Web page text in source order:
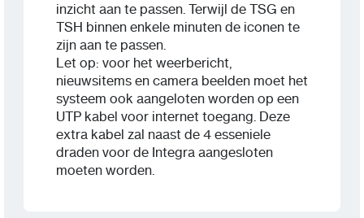
inzicht aan te passen. Terwijl de TSG en
TSH binnen enkele minuten de iconen te
zijn aan te passen.
Let op: voor het weerbericht,
nieuwsitems en camera beelden moet het
systeem ook aangeloten worden op een
UTP kabel voor internet toegang. Deze
extra kabel zal naast de 4 esseniele
draden voor de Integra aangesloten
moeten worden.